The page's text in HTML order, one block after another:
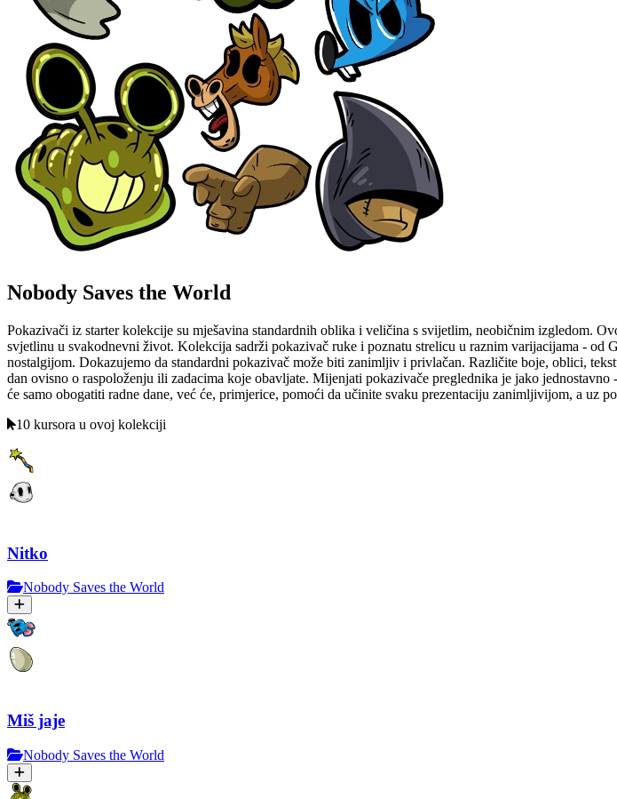
Nobody Saves the World
Pokazivači iz starter kolekcije su mješavina standardnih oblika i veličina s svijetlim, neobičnim izgledom.
svjetlinu u svakodnevni život. Kolekcija sadrži pokazivač ruke i poznatu strelicu u raznim varijacijama - od
nostalgijom. Dokazujemo da standardni pokazivač može biti zanimljiv i privlačan. Različite boje, oblici,
dan ovisno o raspoloženju ili zadacima koje obavljate. Mijenjati pokazivače preglednika je jako
će samo obogatiti radne dane, već će, primjerice, pomoći da učinite svaku prezentaciju zanimljivijom, a uz
10 kursora u ovoj kolekciji
Nitko
Nobody Saves the World
Miš jaje
Nobody Saves the World